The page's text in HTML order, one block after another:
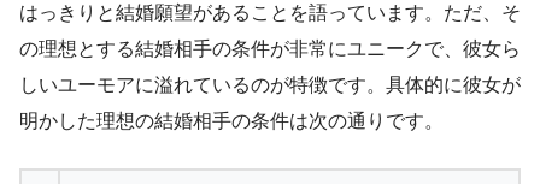
はっきりと結婚願望があることを語っています。ただ、そ
の理想とする結婚相手の条件が非常にユニークで、彼女ら
しいユーモアに溢れているのが特徴です。具体的に彼女が
明かした理想の結婚相手の条件は次の通りです。